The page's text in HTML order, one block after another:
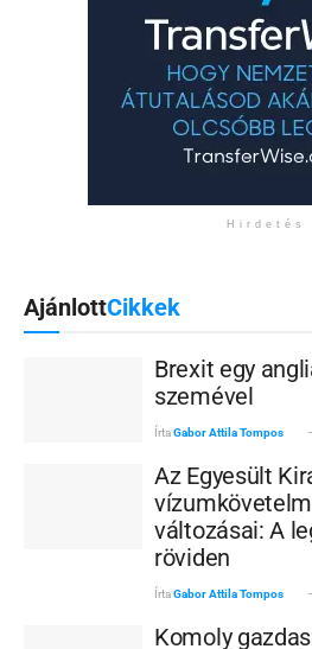
Hirdetés
AjánlottCikkek
Brexit egy
szemével
ÍrtaGabor Attila Tompos
Az Egyesült
változásai: A
röviden
ÍrtaGabor Attila Tompos
Komoly